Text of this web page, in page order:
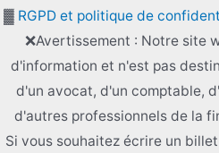
▓ RGPD et politique de
❌Avertissement : Notre site
d'information et n'est pas
d'un avocat, d'un comptable,
d'autres professionnels de la
Si vous souhaitez écrire un